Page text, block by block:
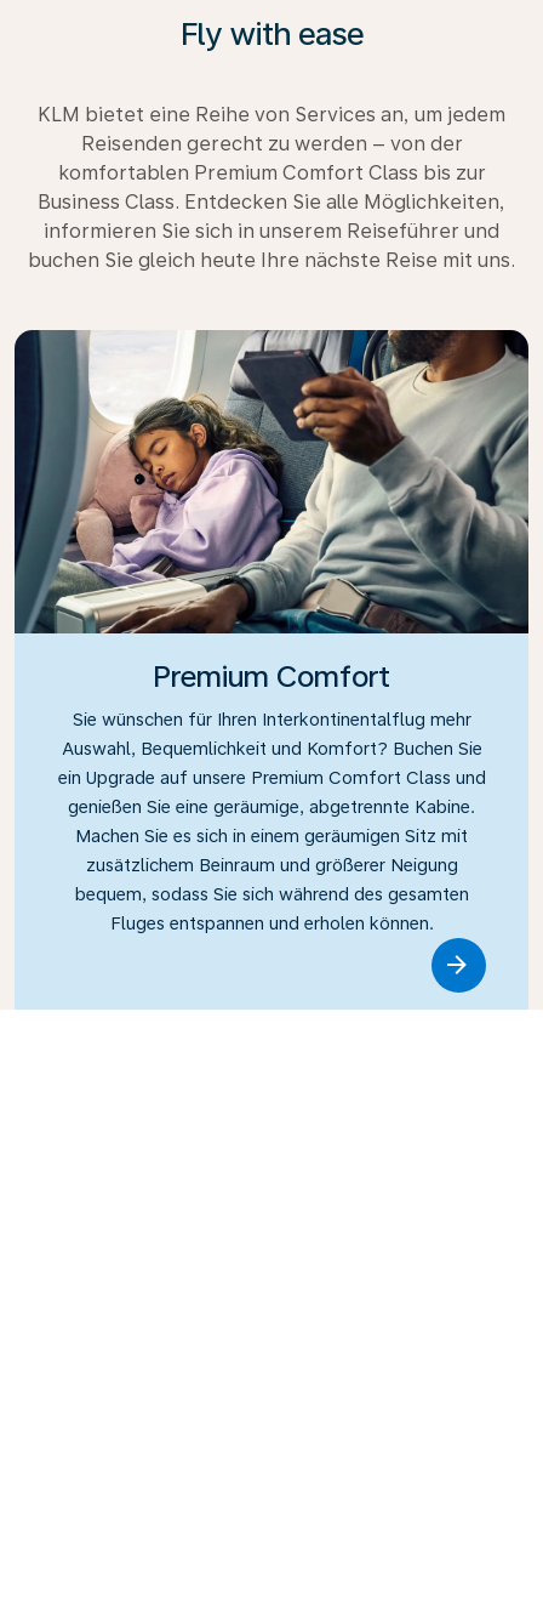
Fly with ease
KLM bietet eine Reihe von Services an, um jedem
Reisenden gerecht zu werden – von der
komfortablen Premium Comfort Class bis zur
Business Class. Entdecken Sie alle Möglichkeiten,
informieren Sie sich in unserem Reiseführer und
buchen Sie gleich heute Ihre nächste Reise mit uns.
Premium Comfort
Sie wünschen für Ihren Interkontinentalflug mehr
Auswahl, Bequemlichkeit und Komfort? Buchen Sie
ein Upgrade auf unsere Premium Comfort Class und
genießen Sie eine geräumige, abgetrennte Kabine.
Machen Sie es sich in einem geräumigen Sitz mit
zusätzlichem Beinraum und größerer Neigung
bequem, sodass Sie sich während des gesamten
Fluges entspannen und erholen können.